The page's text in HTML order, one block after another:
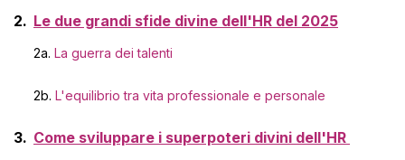
Le due grandi sfide divine dell'HR del 2025
2a. La guerra dei talenti
2b. L'equilibrio tra vita professionale e personale
Come sviluppare i superpoteri divini dell'HR